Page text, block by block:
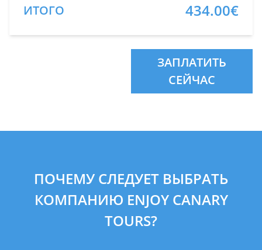
ИТОГО 434.00€
ЗАПЛАТИТЬ
СЕЙЧАС
ПОЧЕМУ СЛЕДУЕТ ВЫБРАТЬ
КОМПАНИЮ ENJOY CANARY
TOURS?